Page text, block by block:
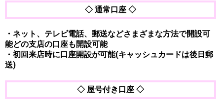
◇ 通常口座 ◇
・ネット、テレビ電話、郵送などさまざまな方法で開設可
能どの支店の口座も開設可能
・初回来店時に口座開設が可能(キャッシュカードは後日郵
送)
◇ 屋号付き口座 ◇